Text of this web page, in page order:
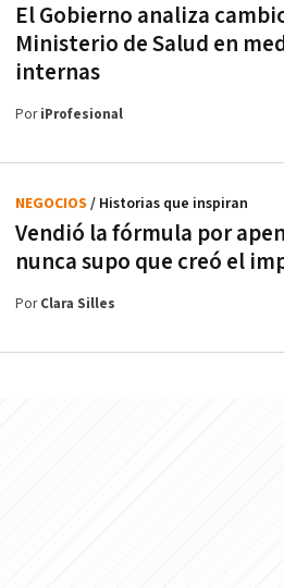
El Gobierno analiza
Ministerio de Salud en
internas
PoriProfesional
Vendió la fórmula por
nunca supo que creó el
NEGOCIOS / Historias que inspiran
PorClara Silles